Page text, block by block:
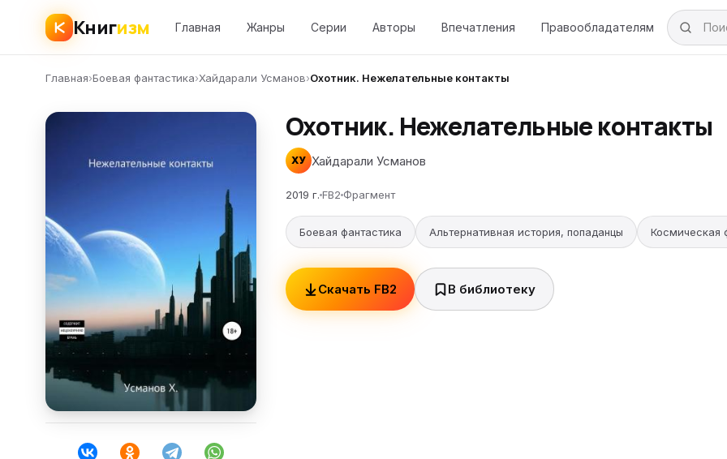
Книгизм Главная Жанры Серии Авторы Впечатления Правообладателям
Главная›Боевая фантастика›Хайдарали Усманов›Охотник. Нежелательные контакты
Охотник. Нежелательные контакты
ХУ Хайдарали Усманов
2019 г. FB2 Фрагмент
Боевая фантастика Альтернативная история, попаданцы Космическая
Скачать FB2 В библиотеку